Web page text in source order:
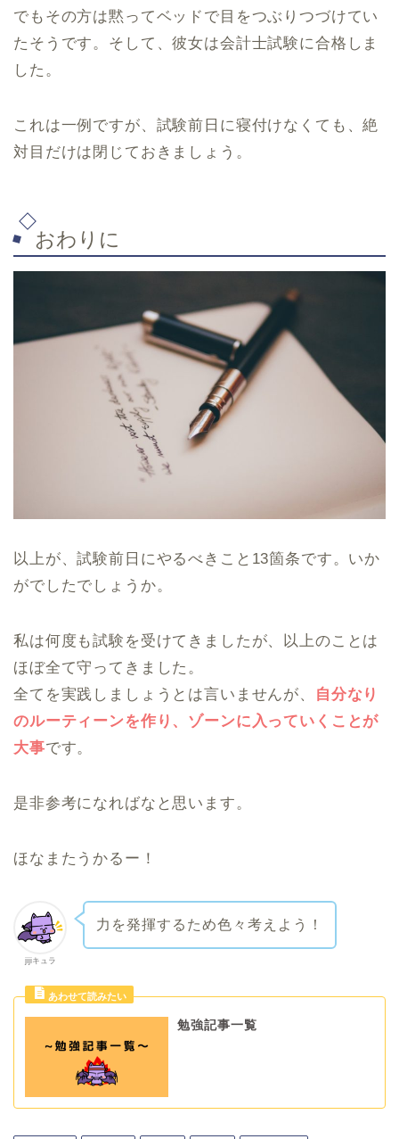
でもその方は黙ってベッドで目をつぶりつづけてい
たそうです。そして、彼女は会計士試験に合格しま
した。
これは一例ですが、試験前日に寝付けなくても、絶
対目だけは閉じておきましょう。
おわりに
以上が、試験前日にやるべきこと13箇条です。いか
がでしたでしょうか。
私は何度も試験を受けてきましたが、以上のことは
ほぼ全て守ってきました。
全てを実践しましょうとは言いませんが、
自分なり
のルーティーンを作り、ゾーンに入っていくことが
大事です。
是非参考になればなと思います。
ほなまたうかるー！
jijiキュラ
力を発揮するため色々考えよう！
勉強記事一覧